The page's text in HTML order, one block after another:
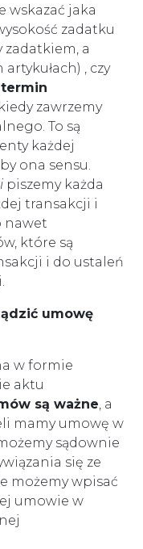
wskazać jaka
zadatku
zadatkiem, a
, czy
termin
zawrzemy
To są
każdej
ona sensu.
piszemy każda
transakcji i
nawet
które są
i do ustaleń
umowę
w formie
aktu
są ważne, a
mamy umowę w
sądownie
się ze
możemy wpisać
umowie w